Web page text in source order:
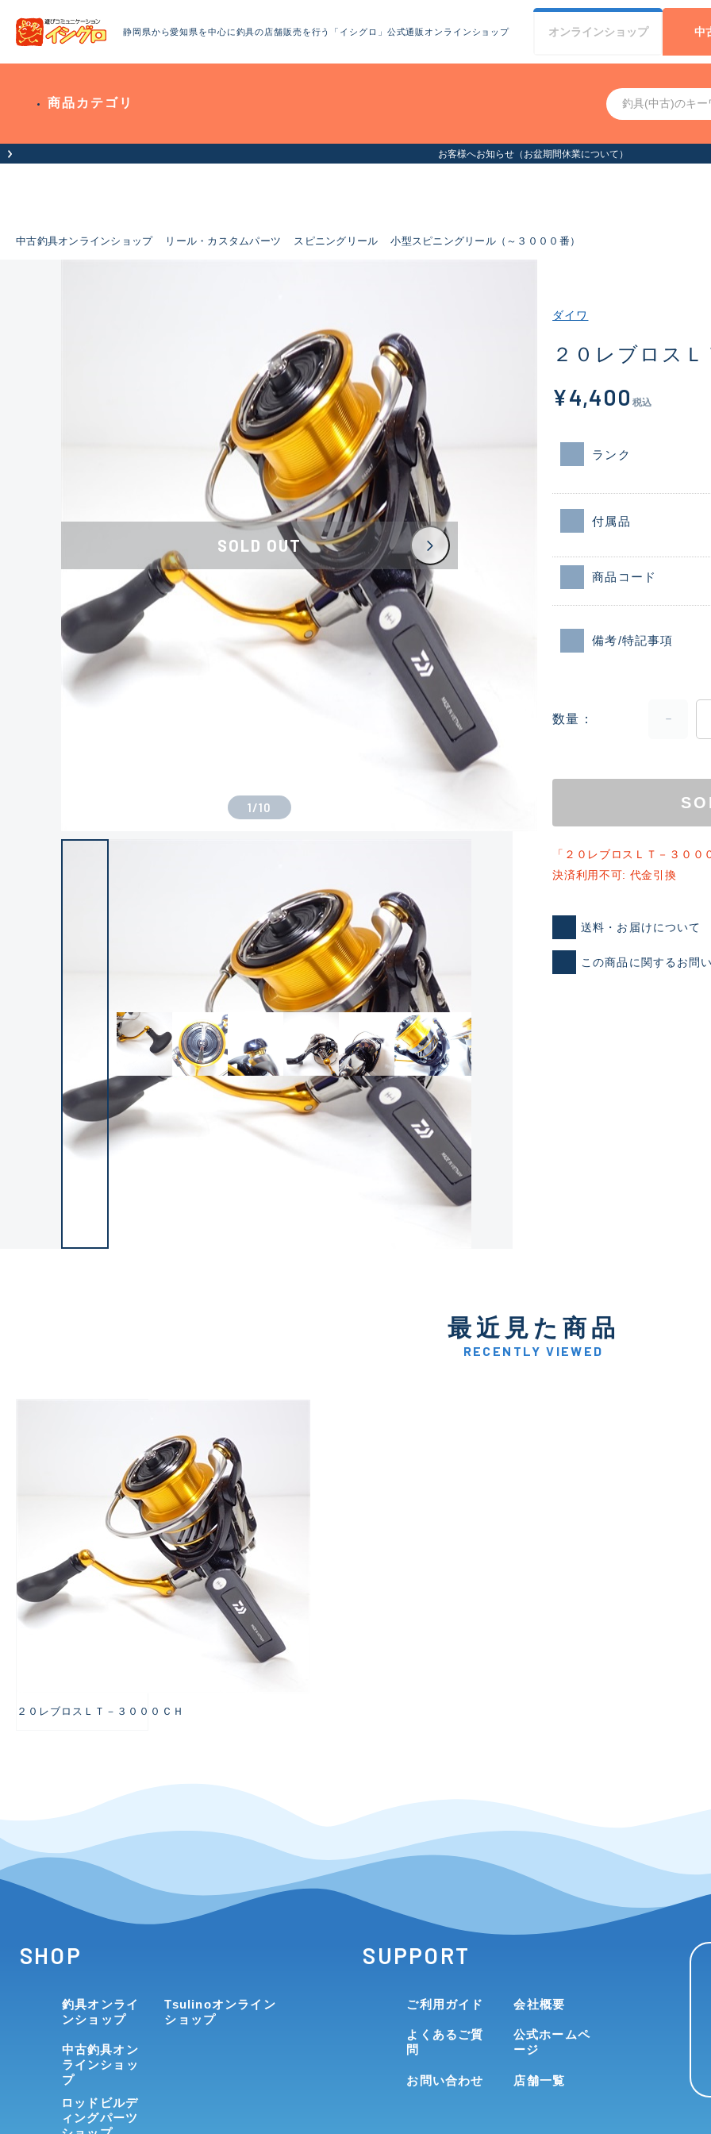
静岡県から愛知県を中心に釣具の店舗販売を行う「イシグロ」公式通販オンラインショップ オンラインショップ 中
商品カテゴリ
お客様へお知らせ（お盆期間休業について）
中古釣具オンラインショップ リール・カスタムパーツ スピニングリール 小型スピニングリール（～３０００番）
ランクとは？
良
新古品（メーカー問屋から
品）
C-
い品
SOLD OUT
1/10
ダイワ
２０レブロスＬ
¥4,400 税込
ランク
付属品
商品コード
備考/特記事項
数量
「２０レブロスＬＴ－３００
決済利用不可: 代金引換
送料・お届けについて
この商品に関するお問
最近見た商品
RECENTLY VIEWED
２０レブロスＬＴ－３０００ＣＨ
SHOP
釣具オンライ
ンショップ
中古釣具オン
ラインショッ
プ
ロッドビルデ
ィングパーツ
Tsulinoオンライン
ショップ
SUPPORT
ご利用ガイド
よくあるご質
問
お問い合わせ
会社概要
公式ホームペ
ージ
店舗一覧